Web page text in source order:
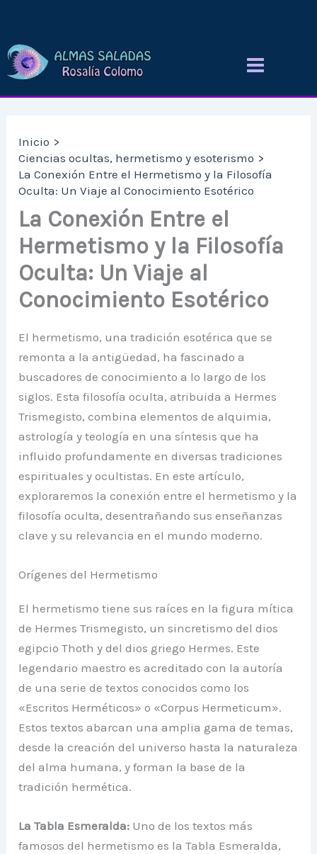
contenido
Inicio
Ciencias ocultas, hermetismo y esoterismo
La Conexión Entre el Hermetismo y la Filosofía
Oculta: Un Viaje al Conocimiento Esotérico
La Conexión Entre el
Hermetismo y la Filosofía
Oculta: Un Viaje al
Conocimiento Esotérico
El hermetismo, una tradición esotérica que se
remonta a la antigüedad, ha fascinado a
buscadores de conocimiento a lo largo de los
siglos. Esta filosofía oculta, atribuida a Hermes
Trismegisto, combina elementos de alquimia,
astrología y teología en una síntesis que ha
influido profundamente en diversas tradiciones
espirituales y ocultistas. En este artículo,
exploraremos la conexión entre el hermetismo y la
filosofía oculta, desentrañando sus enseñanzas
clave y su relevancia en el mundo moderno.
Orígenes del Hermetismo
El hermetismo tiene sus raíces en la figura mítica
de Hermes Trismegisto, un sincretismo del dios
egipcio Thoth y del dios griego Hermes. Este
legendario maestro es acreditado con la autoría
de una serie de textos conocidos como los
«Escritos Herméticos» o «Corpus Hermeticum».
Estos textos abarcan una amplia gama de temas,
desde la creación del universo hasta la naturaleza
del alma humana, y forman la base de la
tradición hermética.
La Tabla Esmeralda: Uno de los textos más
famosos del hermetismo es la Tabla Esmeralda,